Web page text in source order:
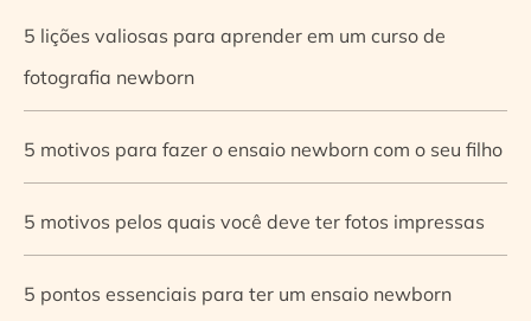
5 lições valiosas para aprender em um curso de
fotografia newborn
5 motivos para fazer o ensaio newborn com o seu filho
5 motivos pelos quais você deve ter fotos impressas
5 pontos essenciais para ter um ensaio newborn